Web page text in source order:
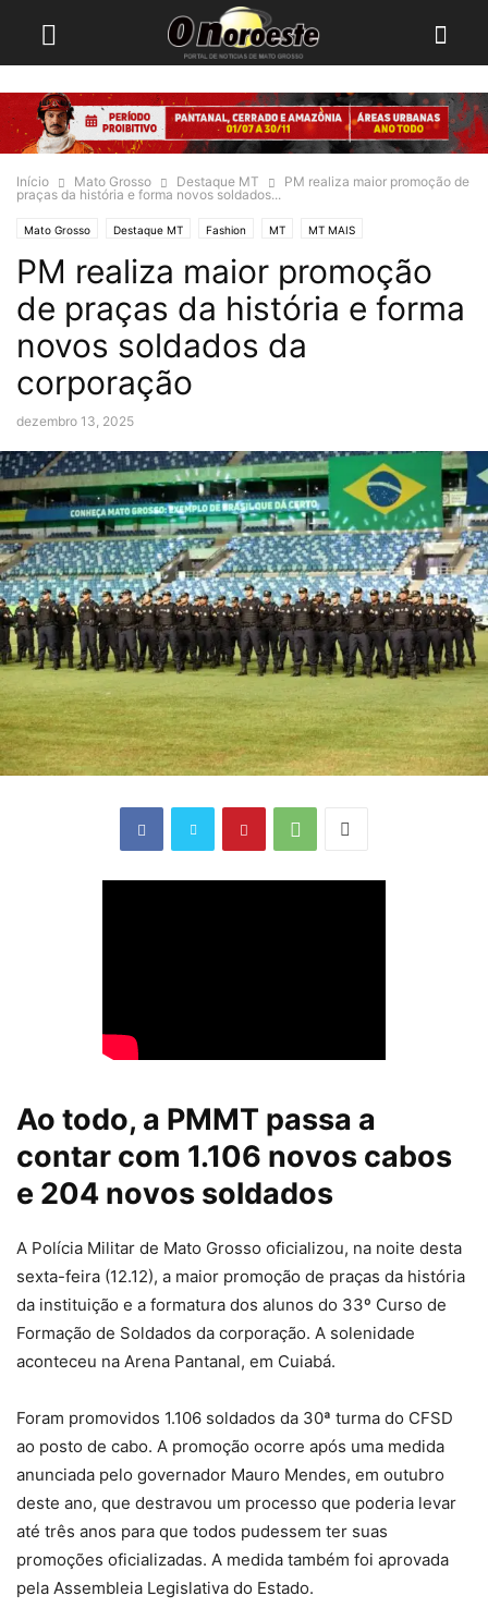
Início Mato Grosso Destaque MT
PM realiza maior promoção de
praças da história e forma novos soldados...
Mato Grosso Destaque MT Fashion MT MT MAIS
PM realiza maior promoção
de praças da história e forma
novos soldados da
corporação
dezembro 13, 2025
Ao todo, a PMMT passa a
contar com 1.106 novos cabos
e 204 novos soldados
A Polícia Militar de Mato Grosso oficializou, na noite desta
sexta-feira (12.12), a maior promoção de praças da história
da instituição e a formatura dos alunos do 33º Curso de
Formação de Soldados da corporação. A solenidade
aconteceu na Arena Pantanal, em Cuiabá.
Foram promovidos 1.106 soldados da 30ª turma do CFSD
ao posto de cabo. A promoção ocorre após uma medida
anunciada pelo governador Mauro Mendes, em outubro
deste ano, que destravou um processo que poderia levar
até três anos para que todos pudessem ter suas
promoções oficializadas. A medida também foi aprovada
pela Assembleia Legislativa do Estado.